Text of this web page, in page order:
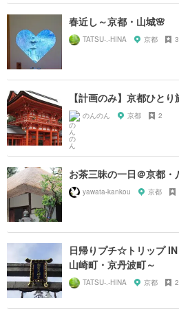
春近し～京都・山城🌸
TATSU-.-HINA 京都
【計画のみ】京都ひと
のんのん 京都 2
お茶三昧の一日＠京都・
yawata-kankou 京都
日帰りプチ☆トリップ
山崎町・京丹波町～
TATSU-.-HINA 京都